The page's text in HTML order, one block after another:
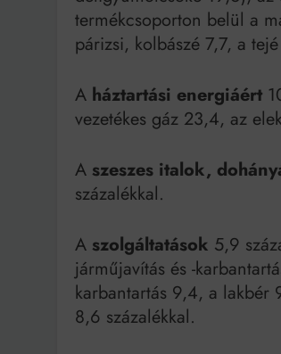
termékcsoporton belül a
párizsi, kolbászé 7,7, a
A háztartási energiáért
vezetékes gáz 23,4, az
A szeszes italok,
százalékkal.
A szolgáltatások 5,9
járműjavítás és -
karbantartás 9,4, a lakbér
8,6 százalékkal.